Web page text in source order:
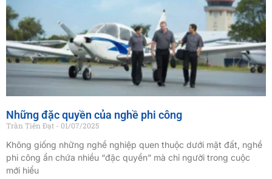
Những đặc quyền của nghề phi công
Trần Tiến Đạt 01/07/2025
Không giống những nghề nghiệp quen thuộc dưới mặt đất, nghề
phi công ẩn chứa nhiều “đặc quyền” mà chỉ người trong cuộc
mới hiểu